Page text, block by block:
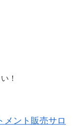
！
メント販売サロ